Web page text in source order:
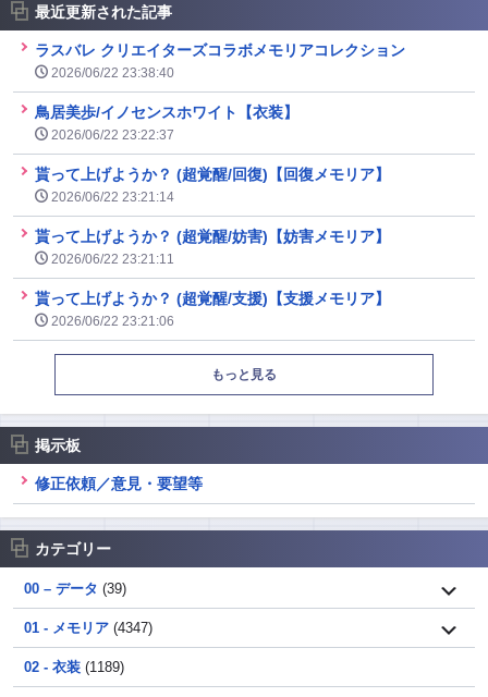
最近更新された記事
ラスバレ クリエイターズコラボメモリアコレクション
2026/06/22 23:38:40
鳥居美歩/イノセンスホワイト【衣装】
2026/06/22 23:22:37
貰って上げようか？ (超覚醒/回復)【回復メモリア】
2026/06/22 23:21:14
貰って上げようか？ (超覚醒/妨害)【妨害メモリア】
2026/06/22 23:21:11
貰って上げようか？ (超覚醒/支援)【支援メモリア】
2026/06/22 23:21:06
もっと見る
掲示板
修正依頼／意見・要望等
カテゴリー
00 – データ (39)
01 - メモリア (4347)
02 - 衣装 (1189)